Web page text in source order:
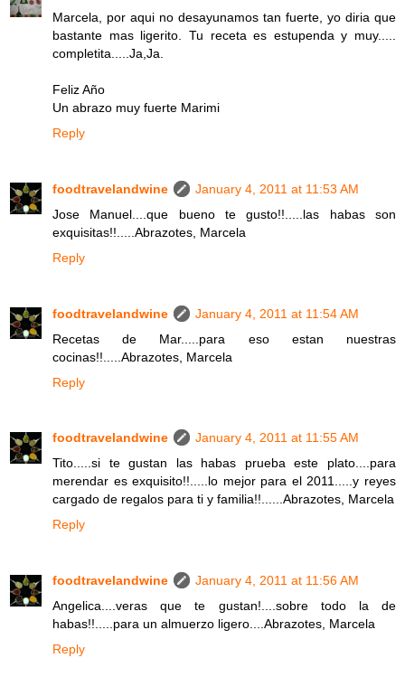
Marcela, por aqui no desayunamos tan fuerte, yo diria que
bastante mas ligerito. Tu receta es estupenda y muy.....
completita.....Ja,Ja.
Feliz Año
Un abrazo muy fuerte Marimi
Reply
foodtravelandwine
January 4, 2011 at 11:53 AM
Jose Manuel....que bueno te gusto!!.....las habas son
exquisitas!!.....Abrazotes, Marcela
Reply
foodtravelandwine
January 4, 2011 at 11:54 AM
Recetas de Mar.....para eso estan nuestras
cocinas!!.....Abrazotes, Marcela
Reply
foodtravelandwine
January 4, 2011 at 11:55 AM
Tito.....si te gustan las habas prueba este plato....para
merendar es exquisito!!.....lo mejor para el 2011.....y reyes
cargado de regalos para ti y familia!!......Abrazotes, Marcela
Reply
foodtravelandwine
January 4, 2011 at 11:56 AM
Angelica....veras que te gustan!....sobre todo la de
habas!!.....para un almuerzo ligero....Abrazotes, Marcela
Reply